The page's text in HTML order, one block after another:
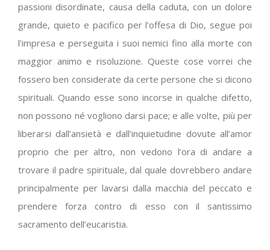
passioni disordinate, causa della caduta, con un dolore
grande, quieto e pacifico per l’offesa di Dio, segue poi
l’impresa e perseguita i suoi nemici fino alla morte con
maggior animo e risoluzione. Queste cose vorrei che
fossero ben considerate da certe persone che si dicono
spirituali. Quando esse sono incorse in qualche difetto,
non possono né vogliono darsi pace; e alle volte, più per
liberarsi dall’ansietà e dall’inquietudine dovute all’amor
proprio che per altro, non vedono l’ora di andare a
trovare il padre spirituale, dal quale dovrebbero andare
principalmente per lavarsi dalla macchia del peccato e
prendere forza contro di esso con il santissimo
sacramento dell’eucaristia.